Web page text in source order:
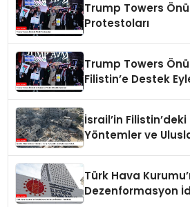
Trump Towers
Protestoları
Trump Towers
Filistin’e Destek
İsrail’in Filistin’deki
Yöntemler ve
Türk Hava
Dezenformasyon